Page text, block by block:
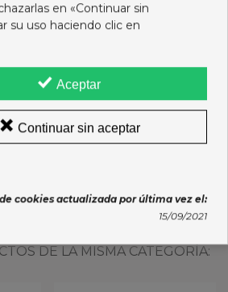
L
OXIGENADA
DE LA MISMA CATEGORÍA:
en «Continuar sin
su uso haciendo clic en
Aceptar
Continuar sin aceptar
cookies actualizada por última vez el:
15/09/2021